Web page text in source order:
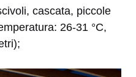
cascata, piccole
26-31 °C,